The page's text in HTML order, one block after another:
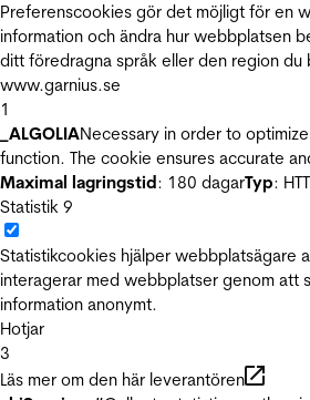
Preferenscookies gör det möjligt för en
information och ändra hur webbplatsen
ditt föredragna språk eller den region du
www.garnius.se
1
_ALGOLIANecessary in order to
function. The cookie ensures accurate
Maximal lagringstid: 180 dagarTyp:
Statistik 9
Statistikcookies hjälper webbplatsägare
interagerar med webbplatser genom att
information anonymt.
Hotjar
3
Läs mer om den här leverantören